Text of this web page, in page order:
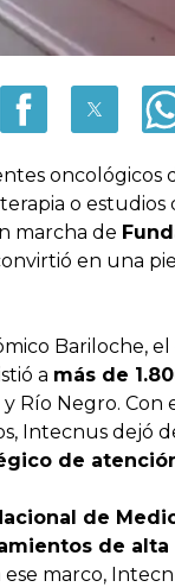
o estudios
marcha de
en una
Bariloche,
a más de
Río Negro.
Intecnus dejó
de
de
de
marco,